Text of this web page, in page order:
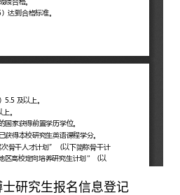
研究生报名信息登记